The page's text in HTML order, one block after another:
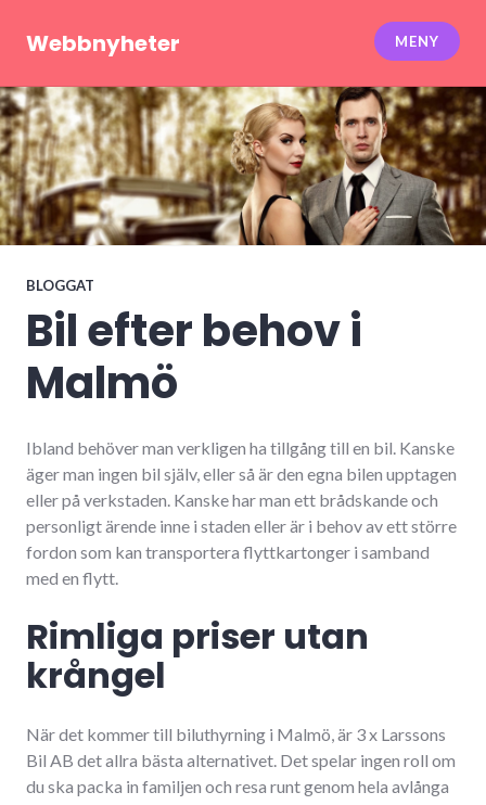
Webbnyheter MENY
BLOGGAT
Bil efter behov i
Malmö
Ibland behöver man verkligen ha tillgång till en bil. Kanske
äger man ingen bil själv, eller så är den egna bilen upptagen
eller på verkstaden. Kanske har man ett brådskande och
personligt ärende inne i staden eller är i behov av ett större
fordon som kan transportera flyttkartonger i samband
med en flytt.
Rimliga priser utan
krångel
När det kommer till biluthyrning i Malmö, är 3 x Larssons
Bil AB det allra bästa alternativet. Det spelar ingen roll om
du ska packa in familjen och resa runt genom hela avlånga